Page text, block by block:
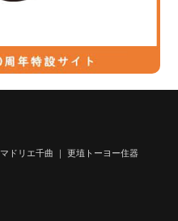
マドリエ千曲 ｜ 更埴トーヨー住器